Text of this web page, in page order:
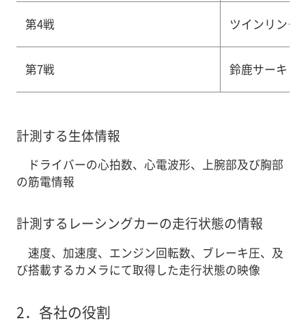
第4戦 ツインリンク
第7戦 鈴鹿サーキッ
計測する生体情報
ドライバーの心拍数、心電波形、上腕部及び胸部
の筋電情報
計測するレーシングカーの走行状態の情報
速度、加速度、エンジン回転数、ブレーキ圧、及
び搭載するカメラにて取得した走行状態の映像
2． 各社の役割